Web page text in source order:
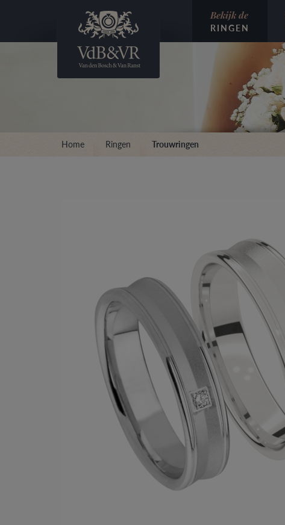
Bekijk de
RINGEN
Home Ringen Trouwringen